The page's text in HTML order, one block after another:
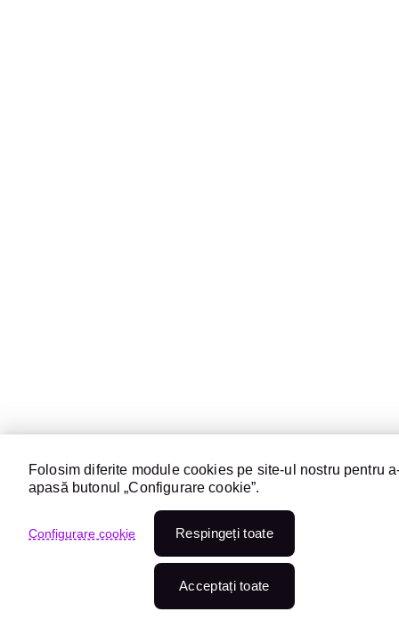
Folosim diferite module cookies pe site-ul nostru pentru
apasă butonul „Configurare cookie”.
Configurare cookie Respingeți toate
Acceptați toate